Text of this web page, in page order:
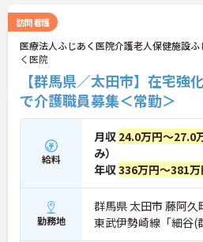
訪問看護
医療法人ふじあく医院介護老人保健施設ふ
く医院
【群馬県／太田市】在宅強
で介護職員募集＜常勤＞
給料
月収 24.0万円～27.0
み）
年収336万円～381万
勤務地
群馬県 太田市 藤阿久
東武伊勢崎線「細谷(